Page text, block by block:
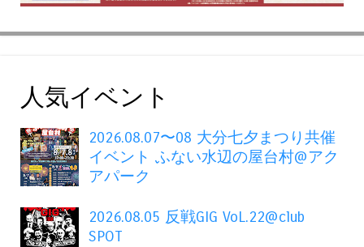
人気イベント
2026.08.07〜08 大分七夕まつり共催
イベント ふない水辺の屋台村@アク
アパーク
2026.08.05 反戦GIG VoL.22@club
SPOT